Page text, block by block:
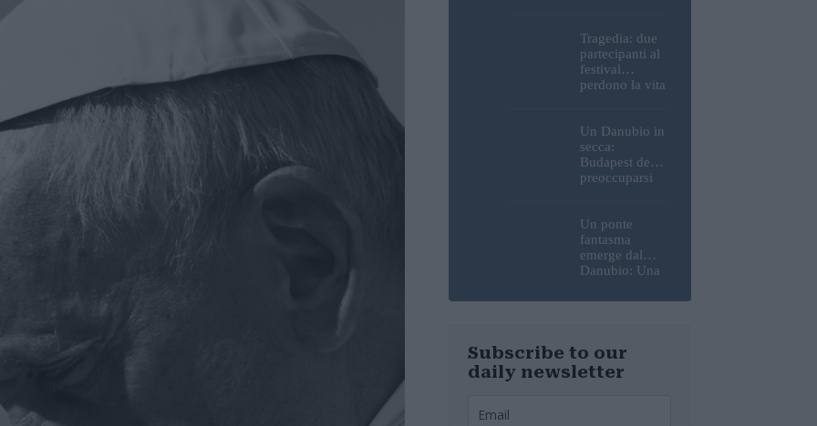
umani ed
esplosivi
recuperati dal
Danubio a
Tragedia: due
partecipanti al
festival
perdono la vita
Ungheria
Un Danubio in
secca:
Budapest deve
preoccuparsi
mento idrico?
Un esperto
mette in luce
un fatto
Un ponte
fantasma
emerge dal
Danubio: Una
rivela a
Seconda guerra
mondiale da
tempo perduta
Subscribe to our
daily newsletter